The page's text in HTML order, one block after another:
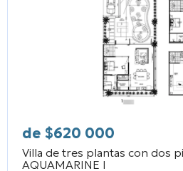
de $620 000
Villa de tres plantas con dos
AQUAMARINE I